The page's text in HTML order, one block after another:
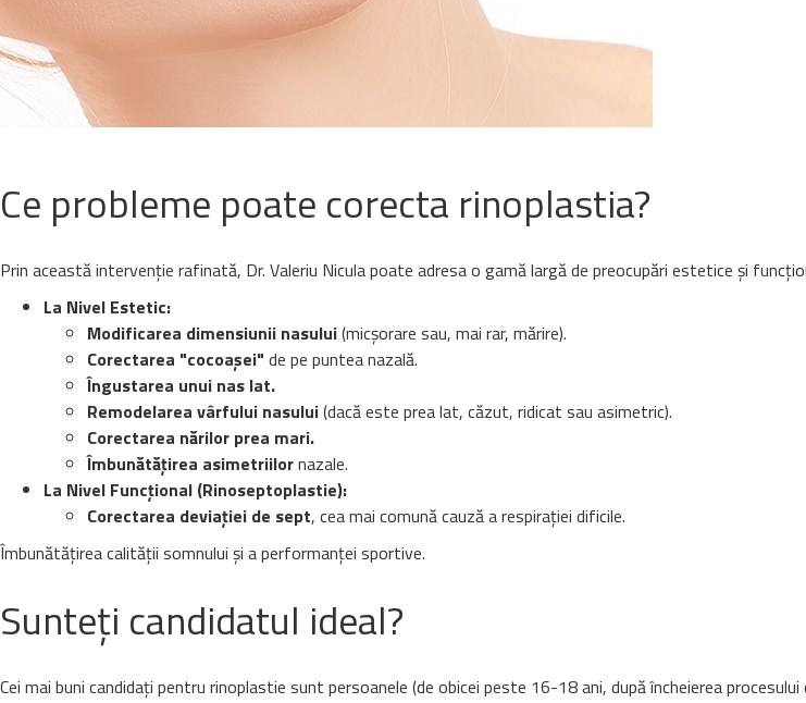
Ce probleme poate corecta rinoplastia?
Prin această intervenție rafinată, Dr. Valeriu Nicula poate adresa o gamă largă de preocupări estetice și
La Nivel Estetic:
Modificarea dimensiunii nasului(micșorare sau, mai rar, mărire).
Corectarea "cocoașei" de pe puntea nazală.
Îngustarea unui nas lat.
Remodelarea vârfului nasului(dacă este prea lat, căzut, ridicat sau asimetric).
Corectarea nărilor prea mari.
Îmbunătățirea asimetriilornazale.
La Nivel Funcțional (Rinoseptoplastie):
Corectarea deviației de sept, cea mai comună cauză a respirației dificile.
Îmbunătățirea calității somnului și a performanței sportive.
Sunteți candidatul ideal?
Cei mai buni candidați pentru rinoplastie sunt persoanele (de obicei peste 16-18 ani, după încheierea procesului